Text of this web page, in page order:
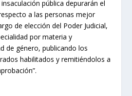
pública depurarán el
a las personas mejor
de elección del Poder Judicial,
por materia y
de género, publicando los
habilitados y remitiéndolos a